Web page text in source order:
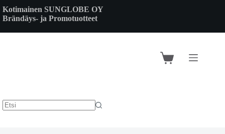
to
content
Kotimainen SUNGLOBE OY
Brändäys- ja Promotuotteet
Shopping